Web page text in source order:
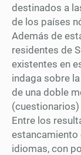
destinados a
de los países
Además de
residentes de
existentes en
indaga sobre
de una doble
Entre los
estancamiento
idiomas, con